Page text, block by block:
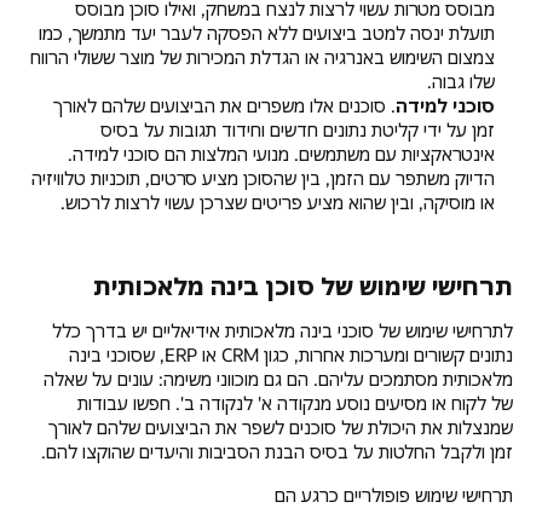
מבוסס מטרות עשוי לרצות לנצח במשחק, ואילו סוכן מבוסס
תועלת ינסה למטב ביצועים ללא הפסקה לעבר יעד מתמשך, כמו
צמצום השימוש באנרגיה או הגדלת המכירות של מוצר ששולי הרווח
שלו גבוה.
סוכני למידה. סוכנים אלו משפרים את הביצועים שלהם לאורך
זמן על ידי קליטת נתונים חדשים וחידוד תגובות על בסיס
אינטראקציות עם משתמשים. מנועי המלצות הם סוכני למידה.
הדיוק משתפר עם הזמן, בין שהסוכן מציע סרטים, תוכניות טלוויזיה
או מוסיקה, ובין שהוא מציע פריטים שצרכן עשוי לרצות לרכוש.
תרחישי שימוש של סוכן בינה מלאכותית
לתרחישי שימוש של סוכני בינה מלאכותית אידיאליים יש בדרך כלל
נתונים קשורים ומערכות אחרות, כגון CRM או ERP, שסוכני בינה
מלאכותית מסתמכים עליהם. הם גם מוכווני משימה: עונים על שאלה
של לקוח או מסיעים נוסע מנקודה א' לנקודה ב'. חפשו עבודות
שמנצלות את היכולת של סוכנים לשפר את הביצועים שלהם לאורך
זמן ולקבל החלטות על בסיס הבנת הסביבות והיעדים שהוקצו להם.
תרחישי שימוש פופולריים כרגע הם